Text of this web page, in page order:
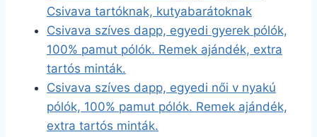
Csivava tartóknak, kutyabarátoknak
Csivava szíves dapp, egyedi gyerek pólók,
100% pamut pólók. Remek ajándék, extra
tartós minták.
Csivava szíves dapp, egyedi női v nyakú
pólók, 100% pamut pólók. Remek ajándék,
extra tartós minták.